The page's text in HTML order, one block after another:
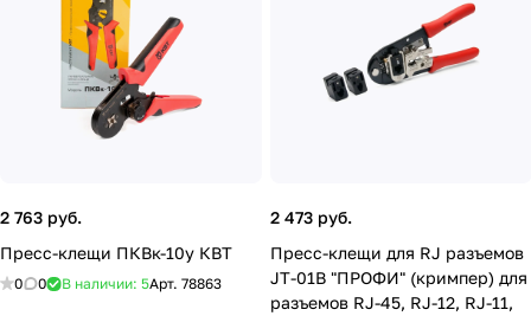
2 763 руб.
Пресс-клещи ПКВк-10у КВТ
0 0 В наличии: 5Арт. 78863
2 473 руб.
Пресс-клещи для RJ разъемов
JT-01B "ПРОФИ" (кримпер) для
разъемов RJ-45, RJ-12, RJ-11,